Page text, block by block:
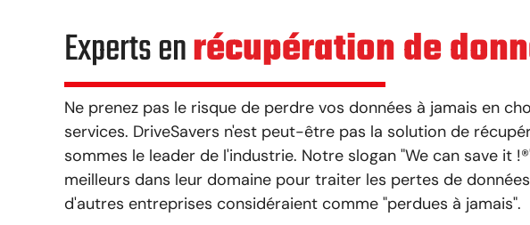
Experts enrécupération de
Ne prenez pas le risque de perdre vos données à jamais en
services. DriveSavers n'est peut-être pas la solution de
sommes le leader de l'industrie. Notre slogan "We can save it !®
meilleurs dans leur domaine pour traiter les pertes de
d'autres entreprises considéraient comme "perdues à jamais".